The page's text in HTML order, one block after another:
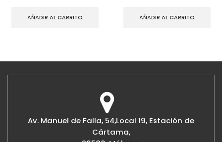
AÑADIR AL CARRITO AÑADIR AL CARRITO
Av. Manuel de Falla, 54,Local 19, Estación de
Cártama,